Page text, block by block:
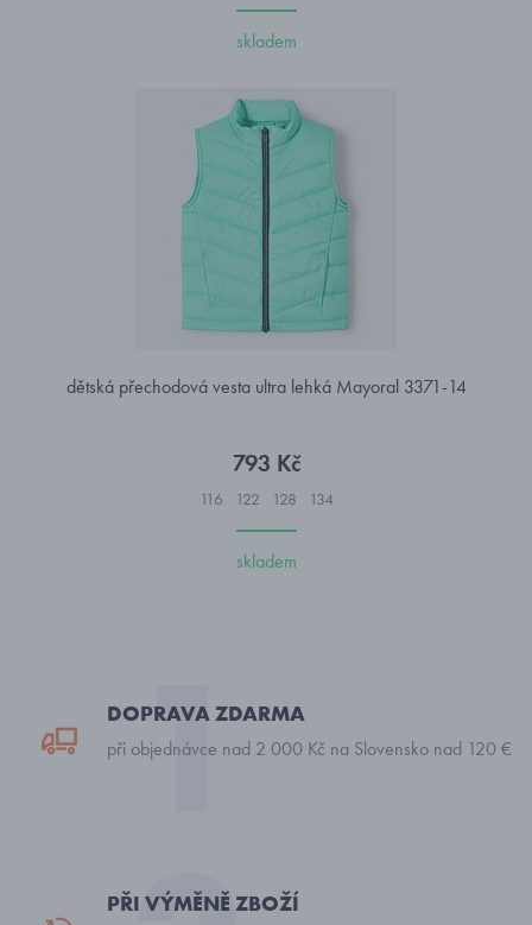
skladem
dětská přechodová vesta ultra lehká Mayoral 3371-14
793 Kč
116 122 128 134
skladem
DOPRAVA ZDARMA
při objednávce nad 2 000 Kč na Slovensko nad 120 €
PŘI VÝMĚNĚ ZBOŽÍ